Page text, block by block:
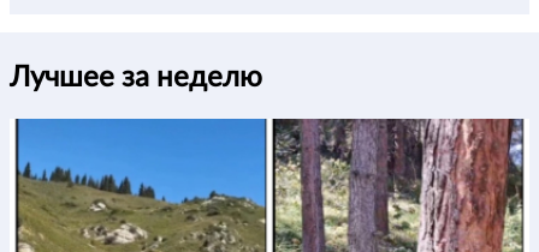
Лучшее за неделю